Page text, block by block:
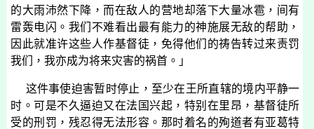
的大雨沛然下降，而在敌人的营地却落下大量冰雹，间有
雷轰电闪。我们不难看出最有能力的神施展无敌的帮助，
因此就准许这些人作基督徒，免得他们的祷告转过来责罚
我们，我亦成为将来灾害的祸首。」
这件事使迫害暂时停止，至少在王所直辖的境内平静一
时。可是不久逼迫又在法国兴起，特别在里昂，基督徒所
受的刑罚，残忍得无法形容。那时着名的殉道者有亚葛特